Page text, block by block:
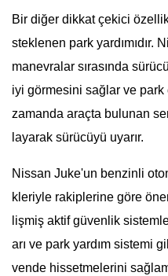
Bir diğer dikkat çekici
steklenen park yardımıdır.
manevralar sırasında
iyi görmesini sağlar ve park
zamanda araçta bulunan
layarak sürücüyü uyarır.
Nissan Juke'un benzinli
kleriyle rakiplerine göre
lişmiş aktif güvenlik
arı ve park yardım sistemi
vende hissetmelerini